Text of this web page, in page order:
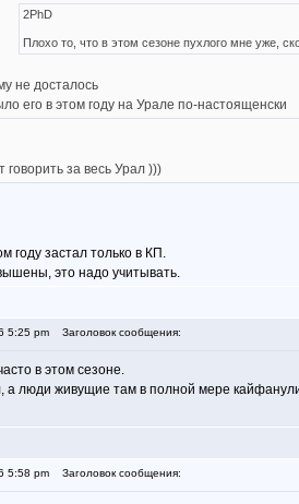
2PhD
Плохо то, что в этом сезоне пухлого мне уже,
не досталось
его в этом году на Урале по-настоященски
говорить за весь Урал )))
году застал только в КП.
это надо учитывать.
5:25 pm Заголовок сообщения:
в этом сезоне.
а люди живущие там в полной мере
5:58 pm Заголовок сообщения: